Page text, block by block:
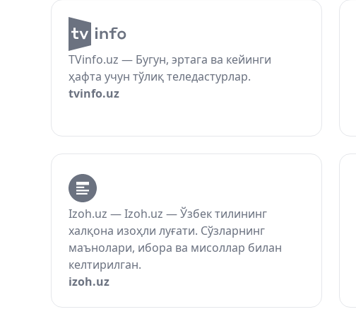
TVinfo.uz — Бугун, эртага ва кейинги
ҳафта учун тўлиқ теледастурлар.
tvinfo.uz
Izoh.uz — Izoh.uz — Ўзбек тилининг
халқона изоҳли луғати. Сўзларнинг
маънолари, ибора ва мисоллар билан
келтирилган.
izoh.uz